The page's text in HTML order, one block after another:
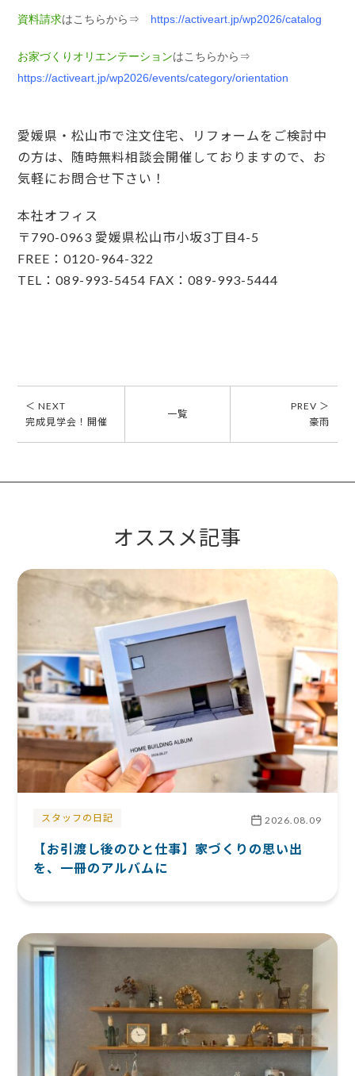
資料請求はこちらから⇒ https://activeart.jp/wp2026/catalog
お家づくりオリエンテーションはこちらから⇒
https://activeart.jp/wp2026/events/category/orientation
愛媛県・松山市で注文住宅、リフォームをご検討中
の方は、随時無料相談会開催しておりますので、お
気軽にお問合せ下さい！
本社オフィス
〒790-0963 愛媛県松山市小坂3丁目4-5
FREE：0120-964-322
TEL：089-993-5454 FAX：089-993-5444
＜ NEXT
完成見学会！開催
一覧
PREV ＞
豪雨
オススメ記事
スタッフの日記 2026.08.09
【お引渡し後のひと仕事】家づくりの思い出
を、一冊のアルバムに